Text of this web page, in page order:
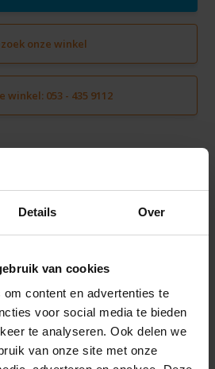
Details Over
van cookies
content en advertenties te
voor social media te bieden
te analyseren. Ook delen we
van onze site met onze
onze winkel
winkel: 053 - 435 9112
€ 50,-
mogelijk in Twente